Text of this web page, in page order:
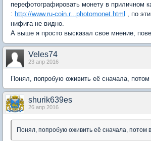
перефотографировать монету в приличном
: http://www.ru-coin.r...photomonet.html , по
нифига не видно.
А выше я просто высказал свое мнение,
Veles74
23 апр 2016
Понял, попробую оживить её сначала,
shurik639es
26 апр 2016
Понял, попробую оживить её сначала, потом